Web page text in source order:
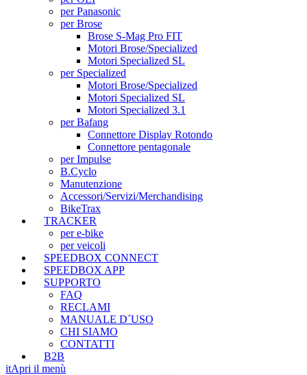
per Panasonic
per Brose
Brose S-Mag Pro FIT
Motori Brose/Specialized
Motori Specialized SL
per Specialized
Motori Brose/Specialized
Motori Specialized SL
Motori Specialized 3.1
per Bafang
Connettore Display Rotondo
Connettore pentagonale
per Impulse
B.Cyclo
Manutenzione
Accessori/Servizi/Merchandising
BikeTrax
TRACKER
per e-bike
per veicoli
SPEEDBOX CONNECT
SPEEDBOX APP
SUPPORTO
FAQ
RECLAMI
MANUALE D´USO
CHI SIAMO
CONTATTI
B2B
itApri il menù